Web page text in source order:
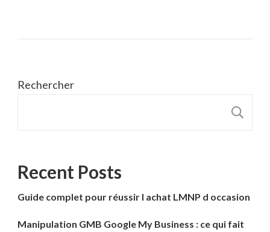
Rechercher
Recent Posts
Guide complet pour réussir l achat LMNP d occasion
Manipulation GMB Google My Business : ce qui fait